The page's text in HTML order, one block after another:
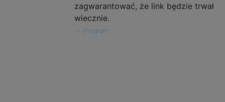
zagwarantować, że link będzie trwał
wiecznie.
iProgram